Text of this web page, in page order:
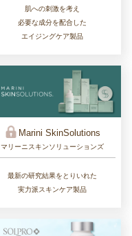
肌への刺激を考え
必要な成分を配合した
エイジングケア製品
Marini SkinSolutions
マリーニスキンソリューションズ
最新の研究結果をとりいれた
実力派スキンケア製品